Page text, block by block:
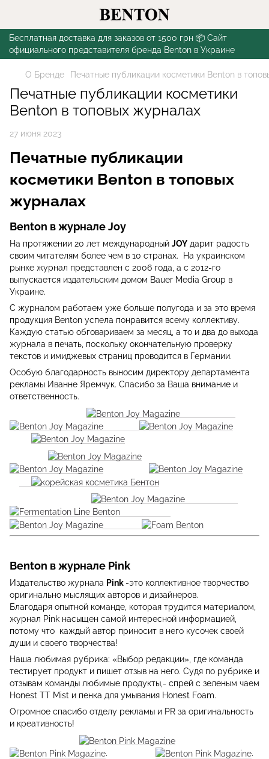
Бесплатная доставка для заказов от 1500 грн 📦 Сайт
официального представителя бренда Benton в Украине
О Бренде Печатные публикации косметики Benton в
Печатные публикации косметики
Benton в топовых журналах
27 июня 2023
Печатные публикации
косметики Benton в топовых
журналах
Benton в журнале Joy
На протяжении 20 лет международный JOY дарит радость
своим читателям более чем в 10 странах. На украинском
рынке журнал представлен с 2006 года, а с 2012-го
выпускается издательским домом Bauer Media Group в
Украине.
С журналом работаем уже больше полугода и за это время
продукция Benton успела понравится всему коллективу.
Каждую статью обговариваем за месяц, а то и два до выхода
журнала в печать, поскольку окончательную проверку
текстов и имиджевых страниц проводится в Германии.
Особую благодарность выносим директору департамента
рекламы Иванне Яремчук. Спасибо за Ваша внимание и
ответственность.
Benton в журнале Pink
Издательство журнала Pink -это коллективное творчество
оригинально мыслящих авторов и дизайнеров.
Благодаря опытной команде, которая трудится материалом,
журнал Pink насыщен самой интересной информацией,
потому что каждый автор приносит в него кусочек своей
души и своего творчества!
Наша любимая рубрика: «Выбор редакции», где команда
тестирует продукт и пишет отзыв на него. Судя по рубрике и
отзывам команды любимые продукты,- спрей с зеленым чаем
Honest TT Mist и пенка для умывания Honest Foam.
Огромное спасибо отделу рекламы и PR за оригинальность
и креативность!
. .